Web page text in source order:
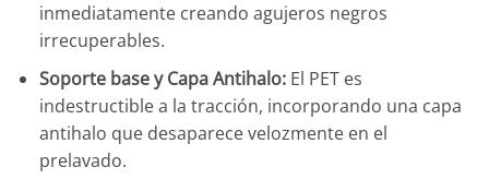
inmediatamente creando agujeros negros
irrecuperables.
Soporte base y Capa Antihalo:El PET es
indestructible a la tracción, incorporando una capa
antihalo que desaparece velozmente en el
prelavado.